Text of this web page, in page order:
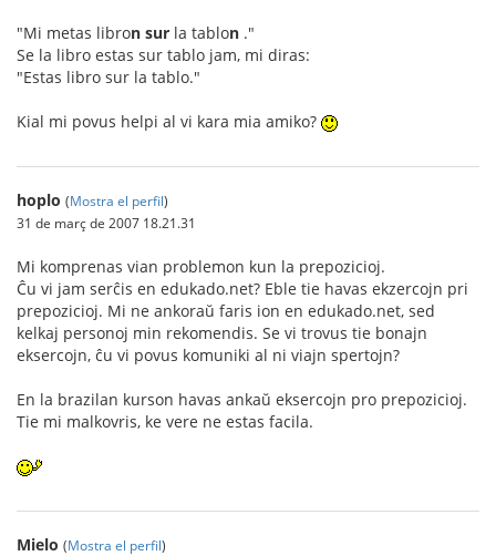
"Mi metas libron sur la tablon ."
Se la libro estas sur tablo jam, mi diras:
"Estas libro sur la tablo."
Kial mi povus helpi al vi kara mia amiko?
hoplo (Mostra el perfil)
31 de març de 2007 18.21.31
Mi komprenas vian problemon kun la prepozicioj.
Ĉu vi jam serĉis en edukado.net? Eble tie havas ekzercojn pri
prepozicioj. Mi ne ankoraŭ faris ion en edukado.net, sed
kelkaj personoj min rekomendis. Se vi trovus tie bonajn
eksercojn, ĉu vi povus komuniki al ni viajn spertojn?
En la brazilan kurson havas ankaŭ eksercojn pro prepozicioj.
Tie mi malkovris, ke vere ne estas facila.
Mielo (Mostra el perfil)